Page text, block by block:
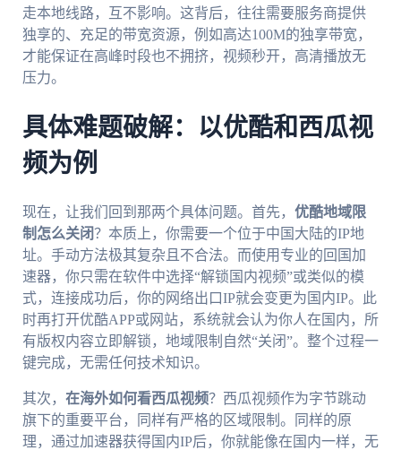
走本地线路，互不影响。这背后，往往需要服务商提供
独享的、充足的带宽资源，例如高达100M的独享带宽，
才能保证在高峰时段也不拥挤，视频秒开，高清播放无
压力。
具体难题破解：以优酷和西瓜视
频为例
现在，让我们回到那两个具体问题。首先， 优酷地域限
制怎么关闭？本质上，你需要一个位于中国大陆的IP地
址。手动方法极其复杂且不合法。而使用专业的回国加
速器，你只需在软件中选择“解锁国内视频”或类似的模
式，连接成功后，你的网络出口IP就会变更为国内IP。此
时再打开优酷APP或网站，系统就会认为你人在国内，所
有版权内容立即解锁，地域限制自然“关闭”。整个过程一
键完成，无需任何技术知识。
其次， 在海外如何看西瓜视频？西瓜视频作为字节跳动
旗下的重要平台，同样有严格的区域限制。同样的原
理，通过加速器获得国内IP后，你就能像在国内一样，无